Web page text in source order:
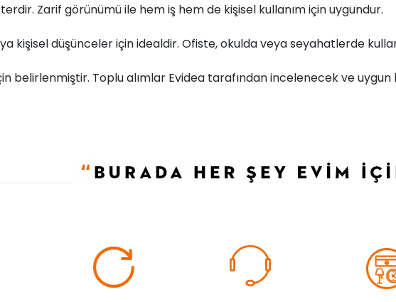
Zarif görünümü ile hem iş hem de kişisel kullanım için uygundur.
kişisel düşünceler için idealdir. Ofiste, okulda veya seyahatlerde
belirlenmiştir. Toplu alımlar Evidea tarafından incelenecek ve